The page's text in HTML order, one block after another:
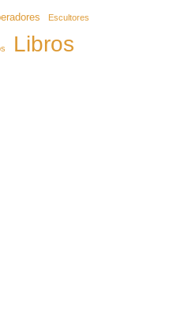
Escultores
Libros